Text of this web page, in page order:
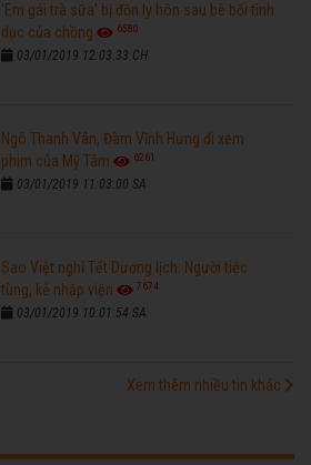
'Em gái trà sữa' bị đồn ly hôn sau bê bối tình
dục của chồng
6580
03/01/2019 12:03:33 CH
Ngô Thanh Vân, Đàm Vĩnh Hưng đi xem
phim của Mỹ Tâm
6261
03/01/2019 11:03:00 SA
Sao Việt nghỉ Tết Dương lịch: Người tiệc
tùng, kẻ nhập viện
7674
03/01/2019 10:01:54 SA
Xem thêm nhiều tin khác